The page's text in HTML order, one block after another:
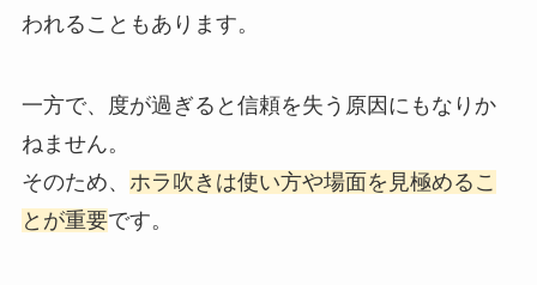
われることもあります。
一方で、度が過ぎると信頼を失う原因にもなりか
ねません。
そのため、 ホラ吹きは使い方や場面を見極めるこ
とが重要です。